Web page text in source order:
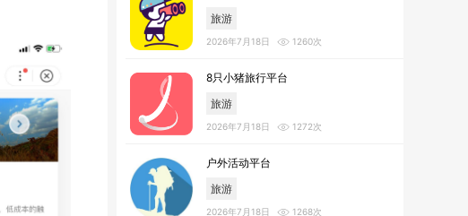
旅游
2026年7月18日 1260次
8只小猪旅行平台
旅游
2026年7月18日 1272次
户外活动平台
旅游
2026年7月18日 1268次